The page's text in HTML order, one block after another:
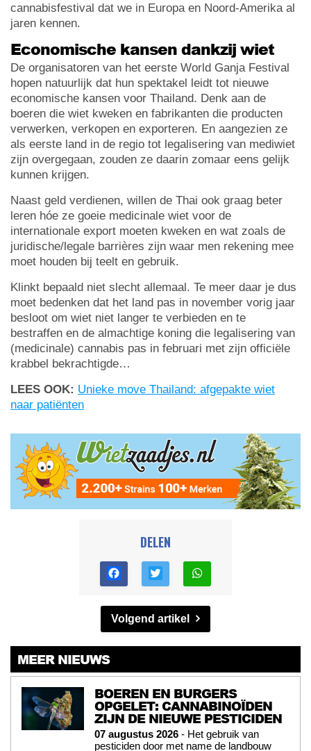
cannabisfestival dat we in Europa en Noord-Amerika al
jaren kennen.
Economische kansen dankzij wiet
De organisatoren van het eerste World Ganja Festival
hopen natuurlijk dat hun spektakel leidt tot nieuwe
economische kansen voor Thailand. Denk aan de
boeren die wiet kweken en fabrikanten die producten
verwerken, verkopen en exporteren. En aangezien ze
als eerste land in de regio tot legalisering van mediwiet
zijn overgegaan, zouden ze daarin zomaar eens gelijk
kunnen krijgen.
Naast geld verdienen, willen de Thai ook graag beter
leren hóe ze goeie medicinale wiet voor de
internationale export moeten kweken en wat zoals de
juridische/legale barrières zijn waar men rekening mee
moet houden bij teelt en gebruik.
Klinkt bepaald niet slecht allemaal. Te meer daar je dus
moet bedenken dat het land pas in november vorig jaar
besloot om wiet niet langer te verbieden en te
bestraffen en de almachtige koning die legalisering van
(medicinale) cannabis pas in februari met zijn officiële
krabbel bekrachtigde…
LEES OOK: Unieke move Thailand: afgepakte wiet
naar patiënten
DELEN
Volgend artikel
MEER NIEUWS
BOEREN EN BURGERS
OPGELET: CANNABINOÏDEN
ZIJN DE NIEUWE PESTICIDEN
07 augustus 2026 - Het gebruik van
pesticiden door met name de landbouw